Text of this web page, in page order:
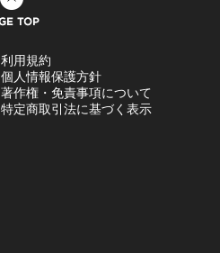
利用規約
個人情報保護方針
著作権・免責事項について
特定商取引法に基づく表示